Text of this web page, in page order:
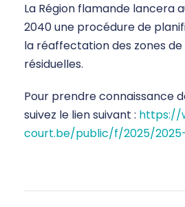
La Région flamande lancera
2040 une procédure de
la réaffectation des zones
résiduelles.
Pour prendre connaissance
suivez le lien suivant : https://
court.be/public/f/2025/